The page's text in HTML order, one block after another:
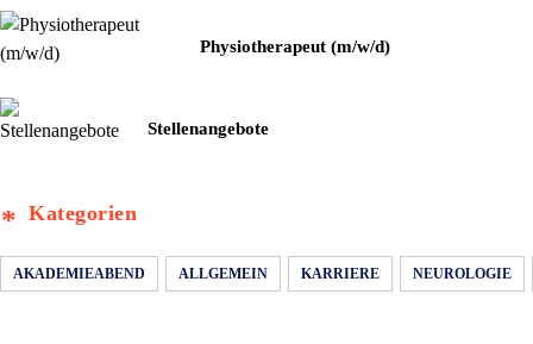
Physiotherapeut (m/w/d)
Stellenangebote
Kategorien
AKADEMIEABEND ALLGEMEIN KARRIERE NEUROLOGIE